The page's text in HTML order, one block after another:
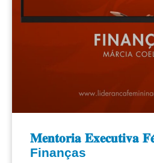
𝐌𝐞𝐧𝐭𝐨𝐫𝐢𝐚 𝐄𝐱𝐞𝐜𝐮𝐭𝐢𝐯𝐚
Finanças